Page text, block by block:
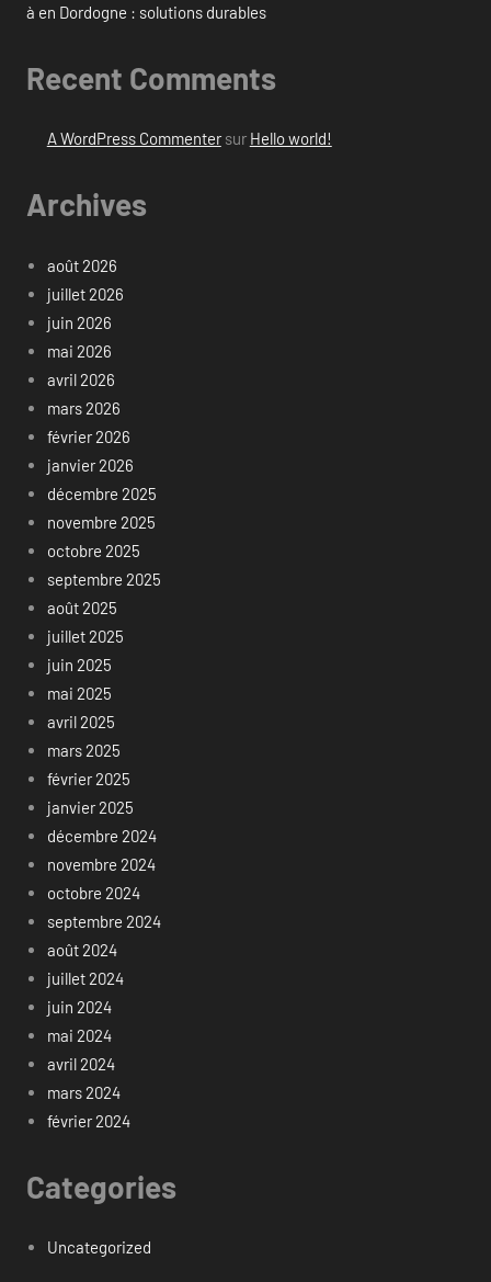
à en Dordogne : solutions durables
Recent Comments
A WordPress Commentersur Hello world!
Archives
août 2026
juillet 2026
juin 2026
mai 2026
avril 2026
mars 2026
février 2026
janvier 2026
décembre 2025
novembre 2025
octobre 2025
septembre 2025
août 2025
juillet 2025
juin 2025
mai 2025
avril 2025
mars 2025
février 2025
janvier 2025
décembre 2024
novembre 2024
octobre 2024
septembre 2024
août 2024
juillet 2024
juin 2024
mai 2024
avril 2024
mars 2024
février 2024
Categories
Uncategorized